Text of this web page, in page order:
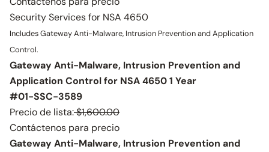
Security Services for NSA 4650
Includes Gateway Anti-Malware, Intrusion Prevention and Application
Control.
Gateway Anti-Malware, Intrusion Prevention and
Application Control for NSA 4650 1 Year
#01-SSC-3589
Precio de lista:$1,600.00
Contáctenos para precio
Gateway Anti-Malware, Intrusion Prevention and